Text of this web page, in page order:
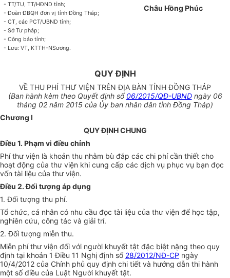
- TT/TU, TT/HĐND tỉnh;
- Đoàn ĐBQH đơn vị tỉnh Đồng Tháp;
- CT, các PCT/UBND tỉnh;
- Sở Tư pháp;
- Công báo tỉnh;
- Lưu: VT, KTTH-NSương.
Châu Hồng Phúc
QUY ĐỊNH
VỀ THU PHÍ THƯ VIỆN TRÊN ĐỊA BÀN TỈNH ĐỒNG THÁP
(Ban hành kèm theo Quyết định số06/2015/QĐ-UBNDngày 06
tháng 02 năm 2015 của Ủy ban nhân dân tỉnh Đồng Tháp)
Chương I
QUY ĐỊNH CHUNG
Điều 1. Phạm vi điều chỉnh
Phí thư viện là khoản thu nhằm bù đắp các chi phí cần thiết cho
hoạt động của thư viện khi cung cấp các dịch vụ phục vụ bạn đọc
vốn tài liệu của thư viện.
Điều 2. Đối tượng áp dụng
1. Đối tượng thu phí.
Tổ chức, cá nhân có nhu cầu đọc tài liệu của thư viện để học tập,
nghiên cứu, công tác và giải trí.
2. Đối tượng miễn thu.
Miễn phí thư viện đối với người khuyết tật đặc biệt nặng theo quy
định tại khoản 1 Điều 11 Nghị định số 28/2012/NĐ-CP ngày
10/4/2012 của Chính phủ quy định chi tiết và hướng dẫn thi hành
một số điều của Luật Người khuyết tật.